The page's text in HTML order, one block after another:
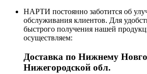
НАРТИ постоянно заботится об
обслуживания клиентов. Для
быстрого получения нашей
осуществляем:
Доставка по Нижнему
Нижегородской обл.